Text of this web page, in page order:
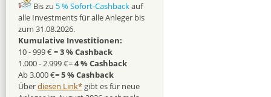
Bis zu 5 % Sofort-Cashbackauf
alle Investments für alle Anleger bis
zum 31.08.2026.
Kumulative Investitionen:
10 - 999 € =3 % Cashback
1.000 - 2.999 €=4 % Cashback
Ab 3.000 €=5 % Cashback
Überdiesen Link* gibt es für neue